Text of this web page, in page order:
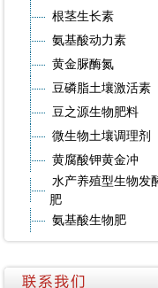
根茎生长素
氨基酸动力素
黄金脲酶氮
豆磷脂土壤激活素
豆之源生物肥料
微生物土壤调理剂
黄腐酸钾黄金冲
水产养殖型生物发
肥
氨基酸生物肥